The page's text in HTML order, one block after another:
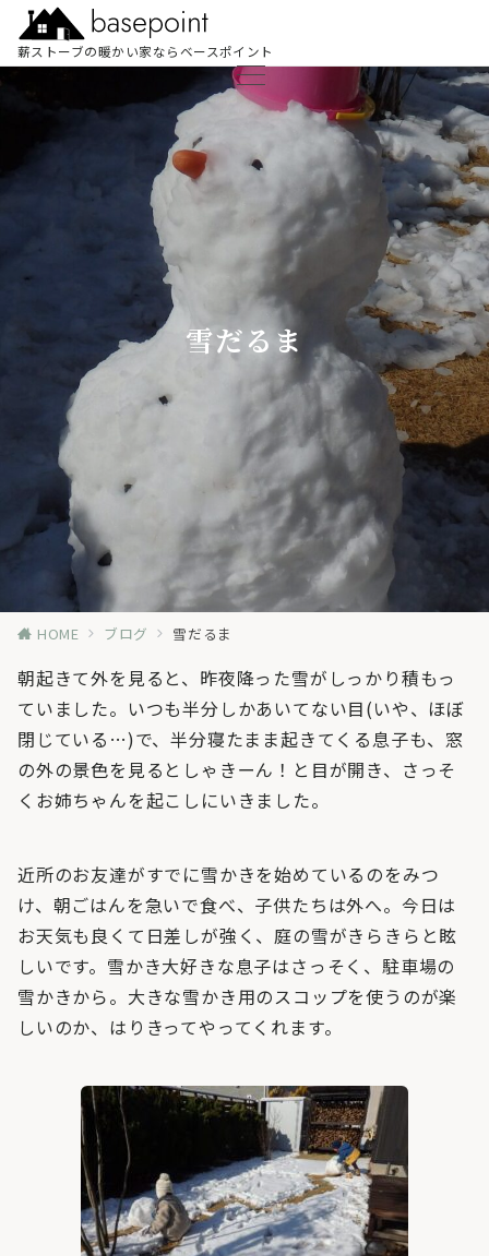
薪ストーブの暖かい家ならベースポイント
雪だるま
HOME ブログ 雪だるま
朝起きて外を見ると、昨夜降った雪がしっかり積もっ
ていました。いつも半分しかあいてない目(いや、ほぼ
閉じている…)で、半分寝たまま起きてくる息子も、窓
の外の景色を見るとしゃきーん！と目が開き、さっそ
くお姉ちゃんを起こしにいきました。
近所のお友達がすでに雪かきを始めているのをみつ
け、朝ごはんを急いで食べ、子供たちは外へ。今日は
お天気も良くて日差しが強く、庭の雪がきらきらと眩
しいです。雪かき大好きな息子はさっそく、駐車場の
雪かきから。大きな雪かき用のスコップを使うのが楽
しいのか、はりきってやってくれます。